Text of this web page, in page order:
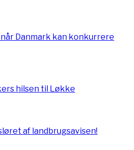
Danmark kan konkurrere
hilsen til Løkke
af landbrugsavisen!